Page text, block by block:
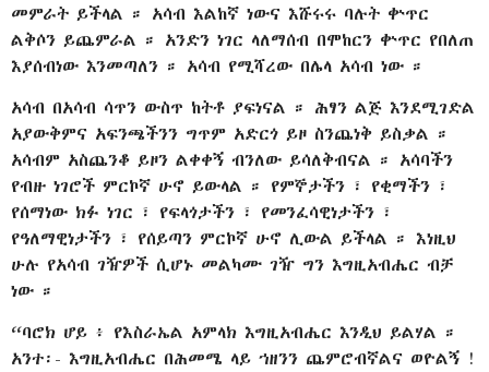
መምራት ይችላል ። አሳብ እልከኛ ነውና እሹሩሩ ባሉት ቍጥር
ልቅሶን ይጨምራል ። አንድን ነገር ላለማሰብ በሞከርን ቍጥር የበለጠ
እያሰብነው እንመጣለን ። አሳብ የሚሻረው በሌላ አሳብ ነው ።
አሳብ በአሳብ ሳጥን ውስጥ ከትቶ ያፍነናል ። ሕፃን ልጅ እንደሚገድል
አያውቅምና አፍንጫችንን ግጥም አድርጎ ይዞ ስንጨነቅ ይስቃል ።
አሳብም አስጨንቆ ይዞን ልቀቀኝ ብንለው ይሳለቅብናል ። አሳባችን
የብዙ ነገሮች ምርኮኛ ሁኖ ይውላል ። የምኞታችን ፣ የቂማችን ፣
የሰማነው ክፉ ነገር ፣ የፍላጎታችን ፣ የመንፈሳዊነታችን ፣
የዓለማዊነታችን ፣ የሰይጣን ምርኮኛ ሁኖ ሊውል ይችላል ። እነዚህ
ሁሉ የአሳብ ገዥዎች ሲሆኑ መልካሙ ገዥ ግን እግዚአብሔር ብቻ
ነው ።
“ባሮክ ሆይ ፥ የእስራኤል አምላክ እግዚአብሔር እንዲህ ይልሃል ።
አንተ፡- እግዚአብሔር በሕመሜ ላይ ኀዘንን ጨምሮብኛልና ወዮልኝ !